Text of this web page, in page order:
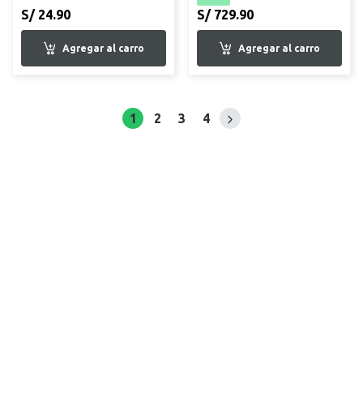
S/ 24.90 S/ 729.90
1 2 3 4 Siguiente página